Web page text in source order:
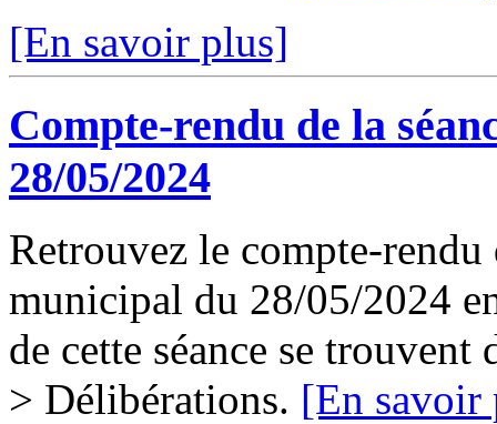
[En savoir plus]
Compte-rendu de la
28/05/2024
Retrouvez le compte-rendu
municipal du 28/05/2024
de cette séance se
> Délibérations. [En savoir